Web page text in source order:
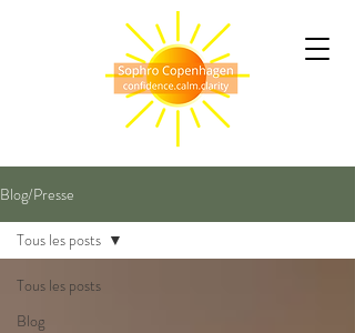
Blog/Presse
Tous les posts
Blog
Tous les posts